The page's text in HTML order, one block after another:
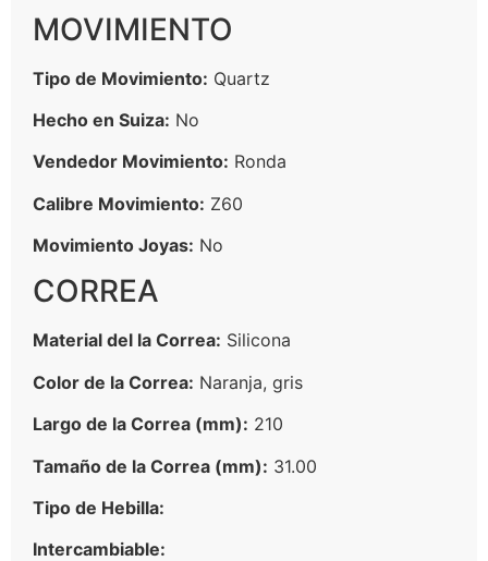
MOVIMIENTO
Tipo de Movimiento: Quartz
Hecho en Suiza: No
Vendedor Movimiento: Ronda
Calibre Movimiento: Z60
Movimiento Joyas: No
CORREA
Material del la Correa: Silicona
Color de la Correa: Naranja, gris
Largo de la Correa (mm): 210
Tamaño de la Correa (mm): 31.00
Tipo de Hebilla:
Intercambiable: